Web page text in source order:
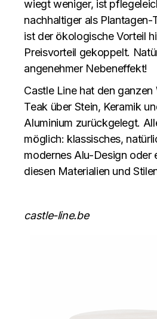
wiegt weniger, ist
nachhaltiger als Plantagen-
ist der ökologische Vorteil
Preisvorteil gekoppelt.
angenehmer Nebeneffekt!
Castle Line hat den ganzen
Teak über Stein, Keramik
Aluminium zurückgelegt.
möglich: klassisches,
modernes Alu-Design oder
diesen Materialien und
castle-line.be